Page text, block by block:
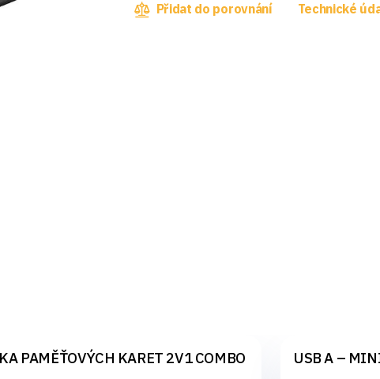
Přidat do porovnání Technické
PAMĚŤOVÝCH KARET 2V1 COMBO USB A –